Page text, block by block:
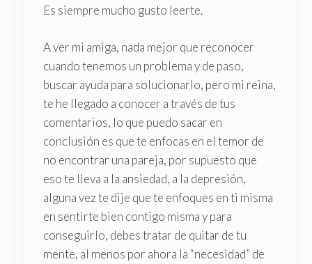
Es siempre mucho gusto leerte.
A ver mi amiga, nada mejor que reconocer
cuando tenemos un problema y de paso,
buscar ayuda para solucionarlo, pero mi reina,
te he llegado a conocer a través de tus
comentarios, lo que puedo sacar en
conclusión es que te enfocas en el temor de
no encontrar una pareja, por supuesto que
eso te lleva a la ansiedad, a la depresión,
alguna vez te dije que te enfoques en ti misma
en sentirte bien contigo misma y para
conseguirlo, debes tratar de quitar de tu
mente, al menos por ahora la “necesidad” de